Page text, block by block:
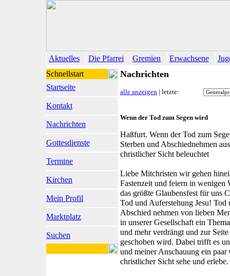
Aktuelles Die Pfarrei Gremien Erwachsene
Schnellstart
Startseite
Kontakt
Nachrichten
Gottesdienste
Termine
Kirchen
Mein Profil
Marktplatz
Suchen
Nachrichten
alle anzeigen | letzte:
Wenn der Tod zum Segen wird
Haßfurt. Wenn der Tod zum
Sterben und Abschiednehmen aus
christlicher Sicht beleuchtet
Liebe Mitchristen wir gehen
Fastenzeit und feiern in wenigen
das größte Glaubensfest für uns
Tod und Auferstehung Jesu! Tod
Abschied nehmen von lieben
in unserer Gesellschaft ein
und mehr verdrängt und zur Seite
geschoben wird. Dabei trifft es
und meiner Anschauung ein
christlicher Sicht sehe und erlebe.